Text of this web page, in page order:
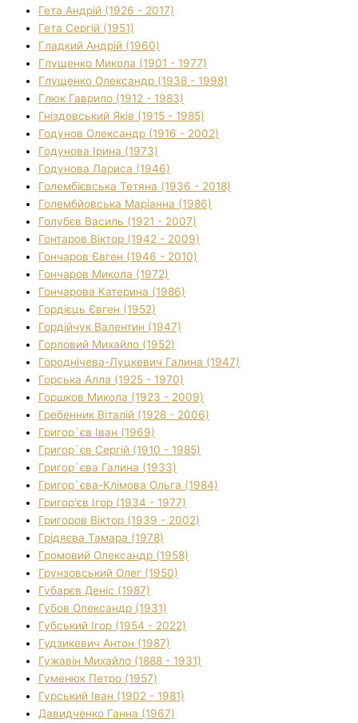
Гета Андрій (1926 - 2017)
Гета Сергій (1951)
Гладкий Андрій (1960)
Глущенко Микола (1901 - 1977)
Глущенко Олександр (1938 - 1998)
Глюк Гаврило (1912 - 1983)
Гніздовський Яків (1915 - 1985)
Годунов Олександр (1916 - 2002)
Годунова Ірина (1973)
Годунова Лариса (1946)
Голембієвська Тетяна (1936 - 2018)
Голембйовська Маріанна (1986)
Голубєв Василь (1921 - 2007)
Гонтаров Віктор (1942 - 2009)
Гончаров Євген (1946 - 2010)
Гончаров Микола (1972)
Гончарова Катерина (1986)
Гордієць Євген (1952)
Гордійчук Валентин (1947)
Горловий Михайло (1952)
Городнічева-Луцкевич Галина (1947)
Горська Алла (1925 - 1970)
Горшков Микола (1923 - 2009)
Гребенник Віталій (1928 - 2006)
Григор`єв Іван (1969)
Григор`єв Сергій (1910 - 1985)
Григор`єва Галина (1933)
Григор`єва-Клімова Ольга (1984)
Григор'єв Ігор (1934 - 1977)
Григоров Віктор (1939 - 2002)
Грідяєва Тамара (1978)
Громовий Олександр (1958)
Грунзовський Олег (1950)
Губарєв Деніс (1987)
Губов Олександр (1931)
Губський Ігор (1954 - 2022)
Гудзикевич Антон (1987)
Гужавін Михайло (1888 - 1931)
Гуменюк Петро (1957)
Гурський Іван (1902 - 1981)
Давидченко Ганна (1967)